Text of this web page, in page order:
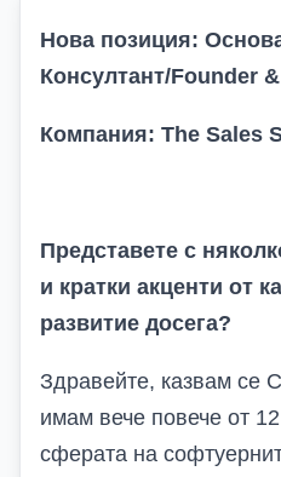
Нова позиция:
Консултант/Founder
Компания: The Sales
Представете с
и кратки акценти от
развитие досега?
Здравейте, казвам се
имам вече повече от
сферата на